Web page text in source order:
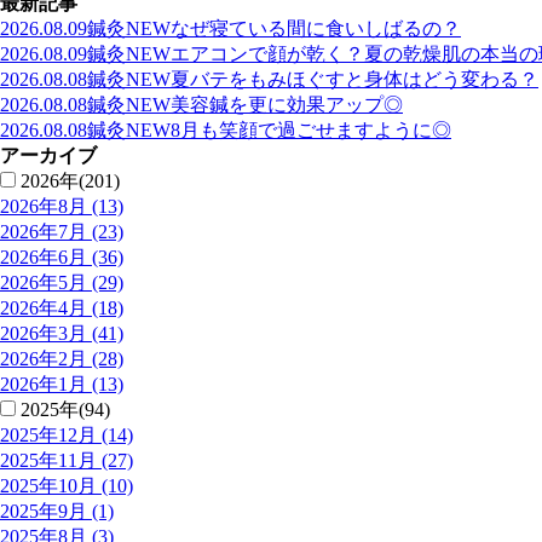
2026.08.09鍼灸NEWなぜ寝ている間に食いしばるの？
2026.08.09鍼灸NEWエアコンで顔が乾く？夏の乾燥肌の本当
2026.08.08鍼灸NEW夏バテをもみほぐすと身体はどう変わる？
2026.08.08鍼灸NEW美容鍼を更に効果アップ◎
2026.08.08鍼灸NEW8月も笑顔で過ごせますように◎
アーカイブ
2026年(201)
2026年8月 (13)
2026年7月 (23)
2026年6月 (36)
2026年5月 (29)
2026年4月 (18)
2026年3月 (41)
2026年2月 (28)
2026年1月 (13)
2025年(94)
2025年12月 (14)
2025年11月 (27)
2025年10月 (10)
2025年9月 (1)
2025年8月 (3)